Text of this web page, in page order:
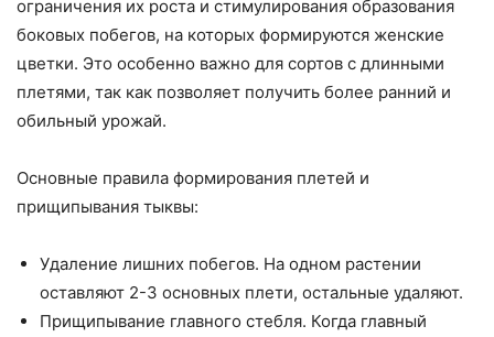
ограничения их роста и стимулирования образования
боковых побегов, на которых формируются женские
цветки. Это особенно важно для сортов с длинными
плетями, так как позволяет получить более ранний и
обильный урожай.
Основные правила формирования плетей и
прищипывания тыквы:
Удаление лишних побегов. На одном растении
оставляют 2-3 основных плети, остальные удаляют.
Прищипывание главного стебля. Когда главный